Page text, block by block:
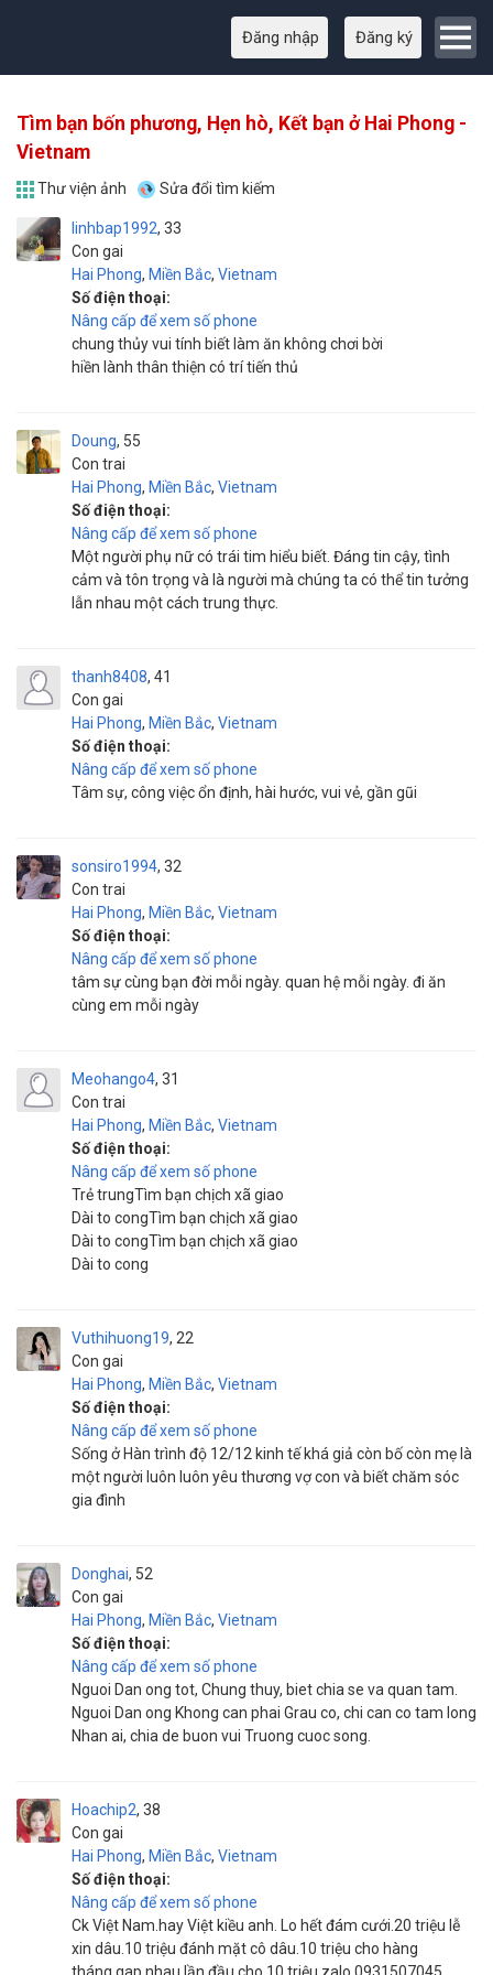
Đăng nhập Đăng ký
Tìm bạn bốn phương, Hẹn hò, Kết bạn ở Hai Phong -
Vietnam
Thư viện ảnh Sửa đổi tìm kiếm
linhbap1992
Con gai
33
Hai Phong, Miền Bắc, Vietnam
Số điện thoại:
Nâng cấp để xem số phone
chung thủy vui tính biết làm ăn không chơi bời
hiền lành thân thiện có trí tiến thủ
Doung
Con trai
55
Hai Phong, Miền Bắc, Vietnam
Số điện thoại:
Nâng cấp để xem số phone
Một người phụ nữ có trái tim hiểu biết. Đáng tin cậy, tình
cảm và tôn trọng và là người mà chúng ta có thể tin tưởng
lẫn nhau một cách trung thực.
thanh8408
Con gai
41
Hai Phong, Miền Bắc, Vietnam
Số điện thoại:
Nâng cấp để xem số phone
Tâm sự, công việc ổn định, hài hước, vui vẻ, gần gũi
sonsiro1994
Con trai
32
Hai Phong, Miền Bắc, Vietnam
Số điện thoại:
Nâng cấp để xem số phone
tâm sự cùng bạn đời mỗi ngày. quan hệ mỗi ngày. đi ăn
cùng em mỗi ngày
Meohango4
Con trai
31
Hai Phong, Miền Bắc, Vietnam
Số điện thoại:
Nâng cấp để xem số phone
Trẻ trungTìm bạn chịch xã giao
Dài to congTìm bạn chịch xã giao
Dài to congTìm bạn chịch xã giao
Dài to cong
Vuthihuong19
Con gai
22
Hai Phong, Miền Bắc, Vietnam
Số điện thoại:
Nâng cấp để xem số phone
Sống ở Hàn trình độ 12/12 kinh tế khá giả còn bố còn mẹ là
một người luôn luôn yêu thương vợ con và biết chăm sóc
gia đình
Donghai
Con gai
52
Hai Phong, Miền Bắc, Vietnam
Số điện thoại:
Nâng cấp để xem số phone
Nguoi Dan ong tot, Chung thuy, biet chia se va quan tam.
Nguoi Dan ong Khong can phai Grau co, chi can co tam long
Nhan ai, chia de buon vui Truong cuoc song.
Hoachip2
Con gai
38
Hai Phong, Miền Bắc, Vietnam
Số điện thoại:
Nâng cấp để xem số phone
Ck Việt Nam.hay Việt kiều anh. Lo hết đám cưới.20 triệu lễ
xin dâu.10 triệu đánh mặt cô dâu.10 triệu cho hàng